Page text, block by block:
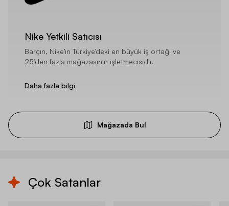
Nike Yetkili Satıcısı
Barçın, Nike’ın Türkiye’deki en büyük iş ortağı ve
25’den fazla mağazasının işletmecisidir.
Daha fazla bilgi
Mağazada Bul
Çok Satanlar